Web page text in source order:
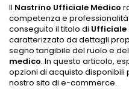
Il Nastrino Ufficiale Medico
competenza e
conseguito il titolo di Ufficiale
caratterizzato da dettagli
segno tangibile del ruolo e
medico. In questo articolo,
opzioni di acquisto
nostro sito di e-commerce.